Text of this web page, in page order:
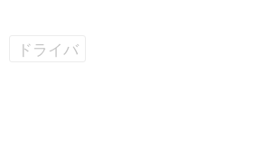
ドライバ